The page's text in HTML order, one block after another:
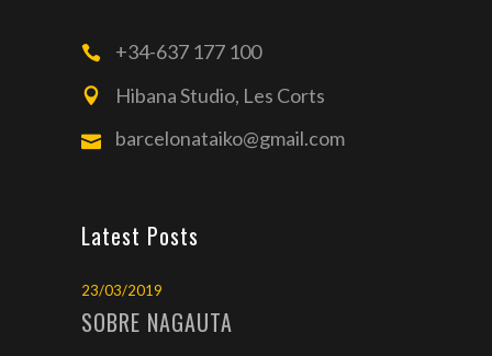
+34-637 177 100
Hibana Studio, Les Corts
barcelonataiko@gmail.com
Latest Posts
23/03/2019
SOBRE NAGAUTA